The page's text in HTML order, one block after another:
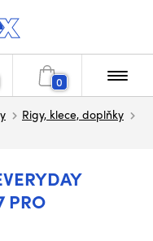
0
Rigy, klece, doplňky
PRO